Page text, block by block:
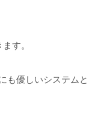
す。
も優しいシステムと